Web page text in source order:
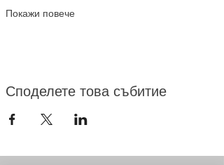
Покажи повече
Споделете това събитие